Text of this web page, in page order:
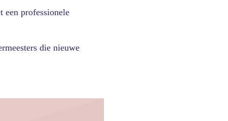
een professionele
die nieuwe